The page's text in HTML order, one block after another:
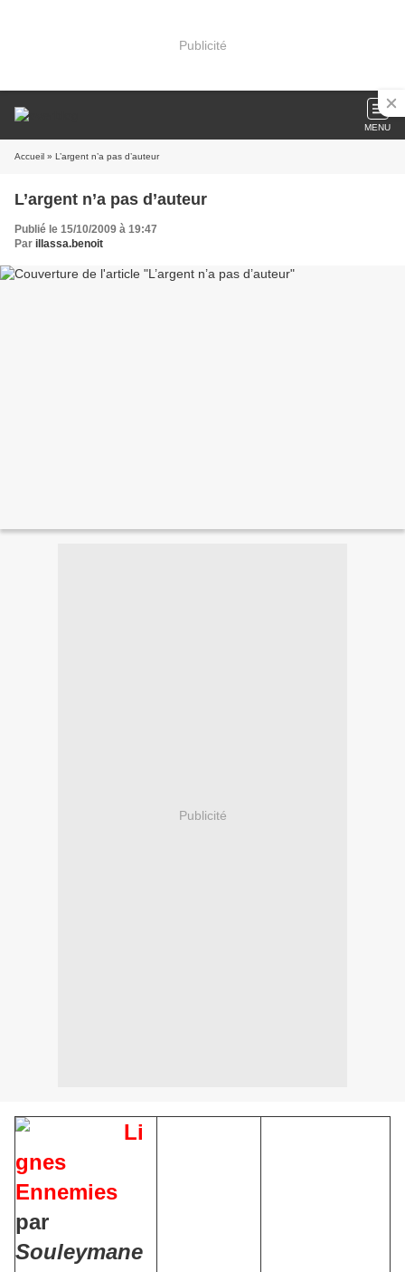
Publicité
MENU
Accueil » L’argent n’a pas d’auteur
L’argent n’a pas d’auteur
Publié le 15/10/2009 à 19:47
Par illassa.benoit
Publicité
Li
gnes
Ennemies
par
Souleymane